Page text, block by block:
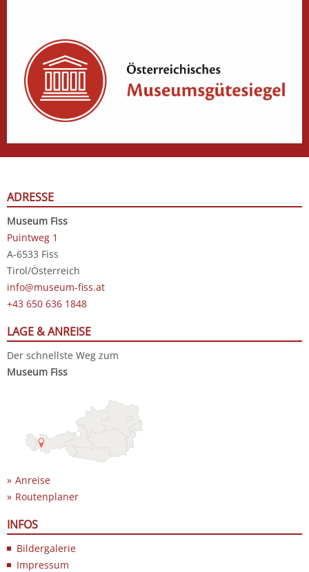
ADRESSE
Museum Fiss
Puintweg 1
A-6533 Fiss
Tirol/Österreich
info@museum-fiss.at
+43 650 636 1848
LAGE & ANREISE
Der schnellste Weg zum
Museum Fiss
Anreise
Routenplaner
INFOS
Bildergalerie
Impressum